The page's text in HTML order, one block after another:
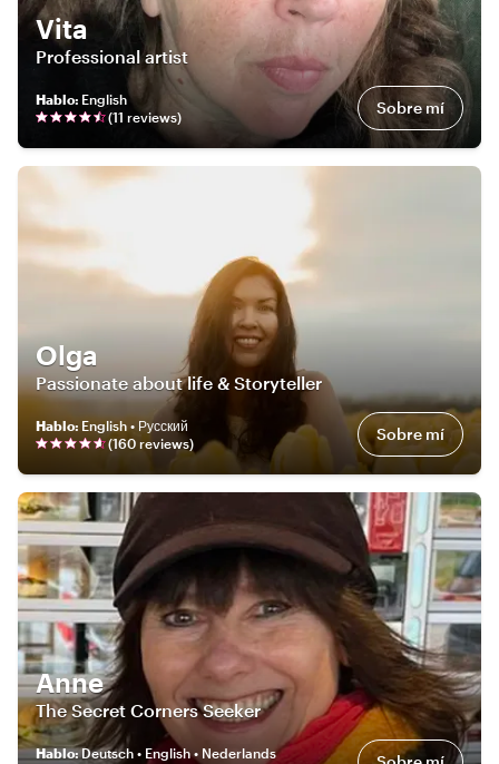
Vita
Professional artist
Hablo: English
(11 reviews) Sobre mí
Olga
Passionate about life & Storyteller
Hablo: English • Русский
(160 reviews) Sobre mí
Anne
The Secret Corners Seeker
Hablo:Deutsch • English • Nederlands